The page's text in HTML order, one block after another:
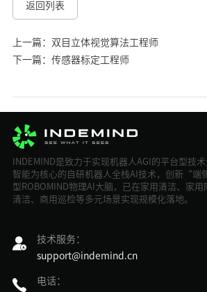
上一篇：双目立体视觉算法工程师
返回列表
下一篇：传感器标定工程师
INDEMIND是致力于实现机器人AGI的平台型技
智能为核心的自研机器人全栈AI技术，创新“端
型ROBOMIND物理AI大脑，已在家用清洁、家用
清洁、商用巡检等多元场景实现规模化落地。
技术服务：
support@indemind.cn
电话：